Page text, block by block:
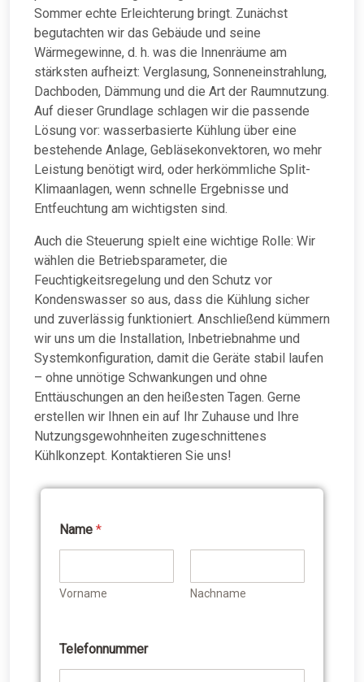
Sommer echte Erleichterung bringt. Zunächst
begutachten wir das Gebäude und seine
Wärmegewinne, d. h. was die Innenräume am
stärksten aufheizt: Verglasung, Sonneneinstrahlung,
Dachboden, Dämmung und die Art der Raumnutzung.
Auf dieser Grundlage schlagen wir die passende
Lösung vor: wasserbasierte Kühlung über eine
bestehende Anlage, Gebläsekonvektoren, wo mehr
Leistung benötigt wird, oder herkömmliche Split-
Klimaanlagen, wenn schnelle Ergebnisse und
Entfeuchtung am wichtigsten sind.
Auch die Steuerung spielt eine wichtige Rolle: Wir
wählen die Betriebsparameter, die
Feuchtigkeitsregelung und den Schutz vor
Kondenswasser so aus, dass die Kühlung sicher
und zuverlässig funktioniert. Anschließend kümmern
wir uns um die Installation, Inbetriebnahme und
Systemkonfiguration, damit die Geräte stabil laufen
– ohne unnötige Schwankungen und ohne
Enttäuschungen an den heißesten Tagen. Gerne
erstellen wir Ihnen ein auf Ihr Zuhause und Ihre
Nutzungsgewohnheiten zugeschnittenes
Kühlkonzept. Kontaktieren Sie uns!
Name *
Vorname Nachname
Telefonnummer